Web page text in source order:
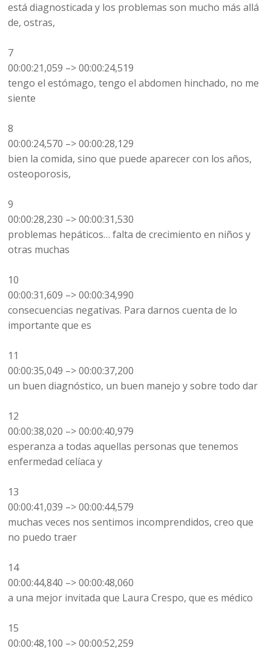
está diagnosticada y los problemas son mucho más allá
de, ostras,
7
00:00:21,059 –> 00:00:24,519
tengo el estómago, tengo el abdomen hinchado, no me
siente
8
00:00:24,570 –> 00:00:28,129
bien la comida, sino que puede aparecer con los años,
osteoporosis,
9
00:00:28,230 –> 00:00:31,530
problemas hepáticos… falta de crecimiento en niños y
otras muchas
10
00:00:31,609 –> 00:00:34,990
consecuencias negativas. Para darnos cuenta de lo
importante que es
11
00:00:35,049 –> 00:00:37,200
un buen diagnóstico, un buen manejo y sobre todo dar
12
00:00:38,020 –> 00:00:40,979
esperanza a todas aquellas personas que tenemos
enfermedad celíaca y
13
00:00:41,039 –> 00:00:44,579
muchas veces nos sentimos incomprendidos, creo que
no puedo traer
14
00:00:44,840 –> 00:00:48,060
a una mejor invitada que Laura Crespo, que es médico
15
00:00:48,100 –> 00:00:52,259